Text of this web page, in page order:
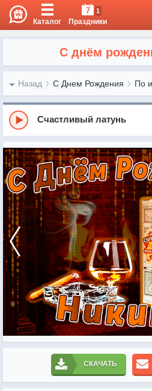
Каталог
7 1
Праздники
С днём
Назад С Днем Рождения По
Счастливый латунь
СКАЧАТЬ